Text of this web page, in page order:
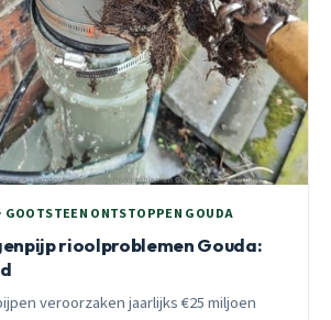
GOOTSTEEN ONTSTOPPEN GOUDA
rioolproblemen Gouda:
veroorzaken jaarlijks €25 miljoen